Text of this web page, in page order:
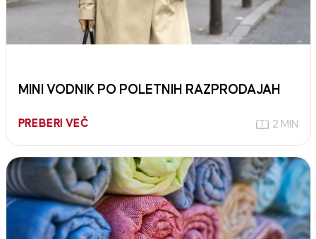
MINI VODNIK PO POLETNIH RAZPRODAJAH
PREBERI VEČ 2 MIN